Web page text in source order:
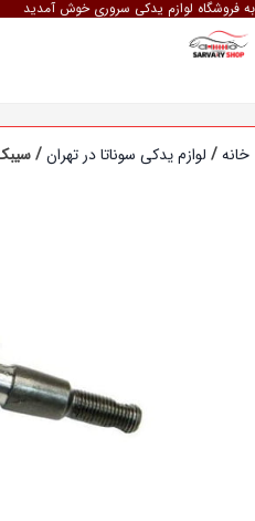
به فروشگاه لوازم یدکی سروری خوش آمدید
خانه/ لوازم یدکی سوناتا در تهران/ سیبک